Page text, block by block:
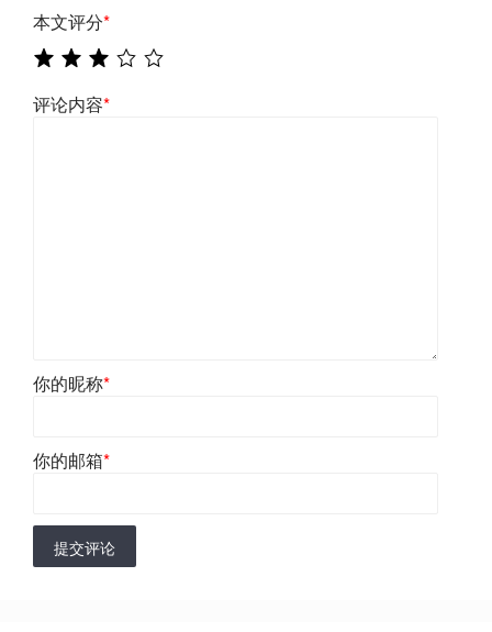
本文评分*
评论内容*
你的昵称*
你的邮箱*
提交评论